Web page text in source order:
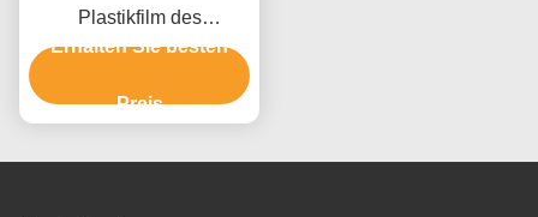
Plastikfilm des
Gebrauchs-50mm für die
Verpackung
Erhalten Sie besten
Preis